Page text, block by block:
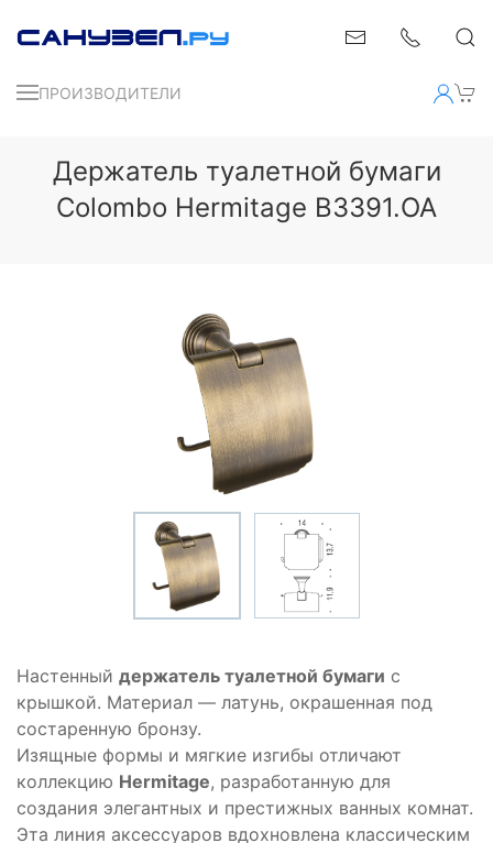
ПРОИЗВОДИТЕЛИ
Держатель туалетной бумаги
Colombo Hermitage B3391.OA
Настенный держатель туалетной бумаги с
крышкой. Материал — латунь, окрашенная под
состаренную бронзу.
Изящные формы и мягкие изгибы отличают
коллекцию Hermitage, разработанную для
создания элегантных и престижных ванных комнат.
Эта линия аксессуаров вдохновлена классическим